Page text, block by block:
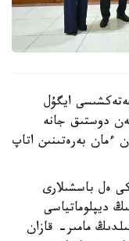
ايگۇل
دوستىق جانە
ءمان بەرەتىنىن اتاپ
ەل باسشىلارى
ديپلوماتياسى
اتقارادى. ولاردىڭ 2023 -جىلدىڭ مامىر- قازان